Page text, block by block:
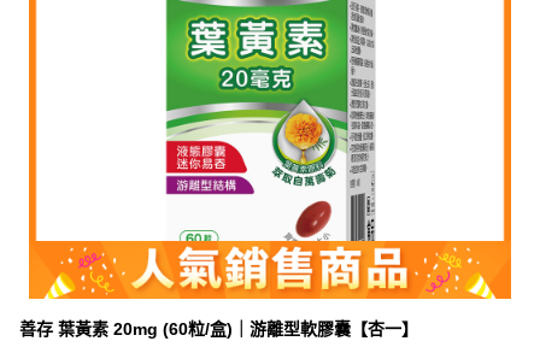
善存 葉黃素 20mg (60粒/盒)｜游離型軟膠囊【杏一】